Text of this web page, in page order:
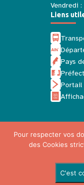
Vendredi :
Liens
Pays
Portail
Pour respecter vos
des Cookies
C'est